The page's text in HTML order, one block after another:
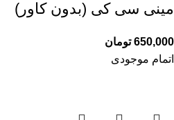
مینی سی كى (بدون كاور)
650,000 تومان
اتمام موجودی